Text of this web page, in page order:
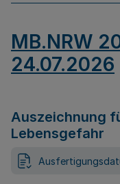
MB.NRW
24.07.2026
Auszeichnung
Lebensgefahr